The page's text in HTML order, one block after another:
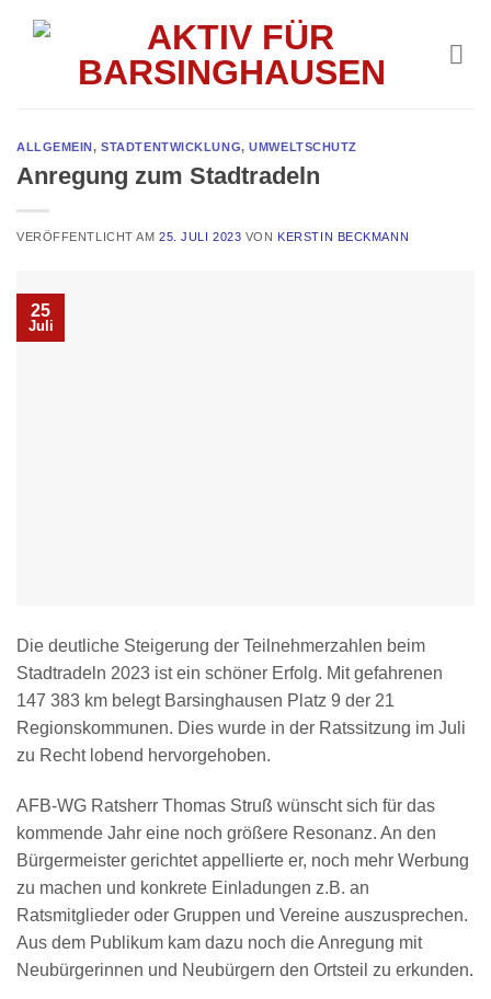
ALLGEMEIN,STADTENTWICKLUNG,UMWELTSCHUTZ
Anregung zum Stadtradeln
VERÖFFENTLICHT AM25. JULI 2023 VON KERSTIN BECKMANN
25
Juli
Die deutliche Steigerung der Teilnehmerzahlen beim
Stadtradeln 2023 ist ein schöner Erfolg. Mit gefahrenen
147 383 km belegt Barsinghausen Platz 9 der 21
Regionskommunen. Dies wurde in der Ratssitzung im Juli
zu Recht lobend hervorgehoben.
AFB-WG Ratsherr Thomas Struß wünscht sich für das
kommende Jahr eine noch größere Resonanz. An den
Bürgermeister gerichtet appellierte er, noch mehr Werbung
zu machen und konkrete Einladungen z.B. an
Ratsmitglieder oder Gruppen und Vereine auszusprechen.
Aus dem Publikum kam dazu noch die Anregung mit
Neubürgerinnen und Neubürgern den Ortsteil zu erkunden.